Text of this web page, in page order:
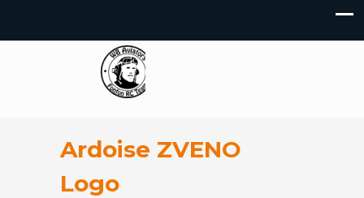
Ardoise ZVENO
Logo